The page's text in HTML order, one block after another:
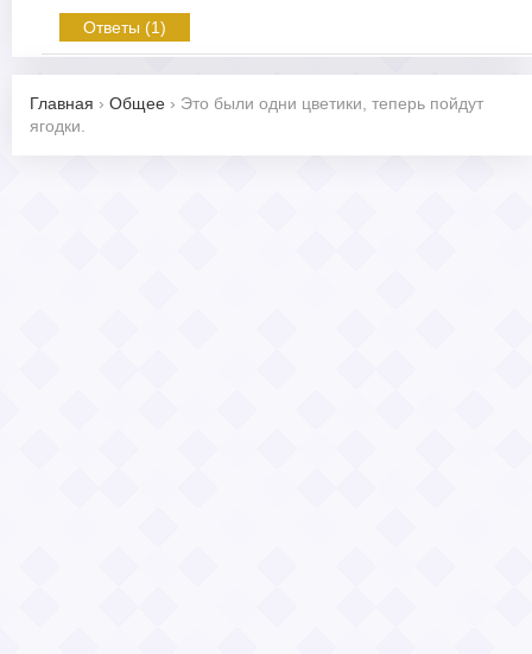
Ответы (1)
Главная › Общее › Это были одни цветики, теперь пойдут
ягодки.